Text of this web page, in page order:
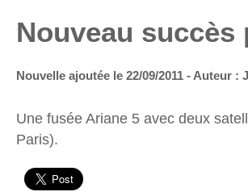
Nouveau succès
Nouvelle ajoutée le 22/09/2011 - Auteur :
Une fusée Ariane 5 avec deux
Paris).